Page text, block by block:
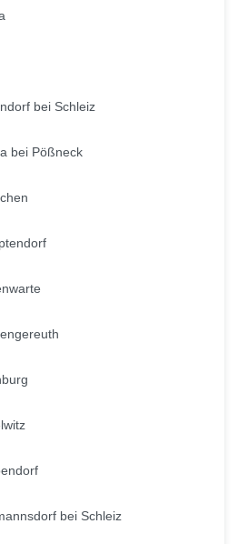
bei Schleiz
bei Pößneck
bei Schleiz